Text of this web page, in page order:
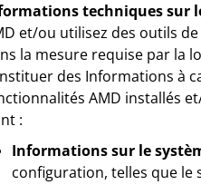
techniques sur
et/ou utilisez des outils
la mesure requise par la
des Informations à
AMD installés
:
Informations sur le
configuration, telles que le